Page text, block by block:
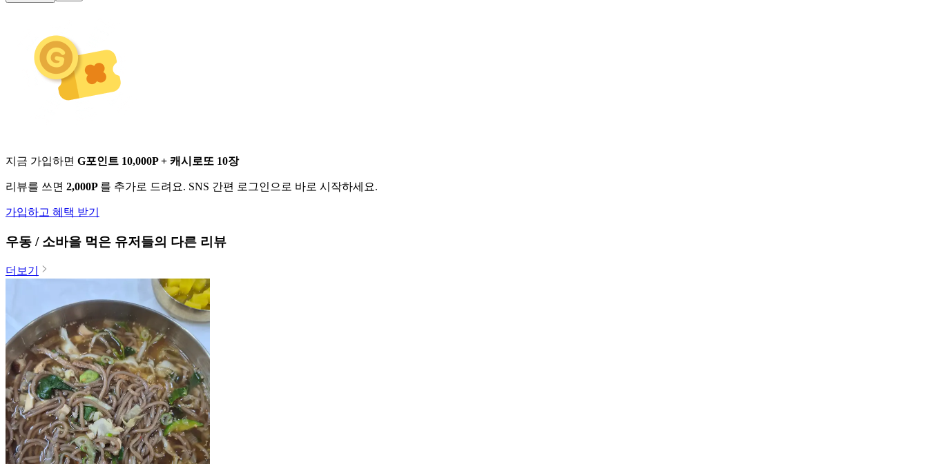
지금 가입하면 G포인트 10,000P + 캐시로또 10장
리뷰를 쓰면 2,000P 를 추가로 드려요. SNS 간편 로그인으로 바로 시작하세요.
가입하고 혜택 받기
우동 / 소바을 먹은 유저들의 다른 리뷰
더보기